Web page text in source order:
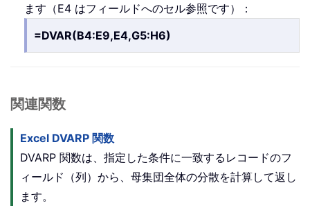
ます（E4 はフィールドへのセル参照です）：
=DVAR(B4:E9,E4,G5:H6)
関連関数
Excel DVARP 関数
DVARP 関数は、指定した条件に一致するレコードのフ
ィールド（列）から、母集団全体の分散を計算して返し
ます。